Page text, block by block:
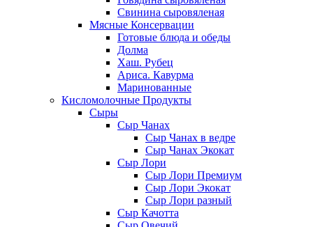
Свинина сыровяленая
Мясные Консервации
Готовые блюда и обеды
Долма
Хаш. Рубец
Ариса. Кавурма
Маринованные
Кисломолочные Продукты
Сыры
Сыр Чанах
Сыр Чанах в ведре
Сыр Чанах Экокат
Сыр Лори
Сыр Лори Премиум
Сыр Лори Экокат
Сыр Лори разный
Сыр Качотта